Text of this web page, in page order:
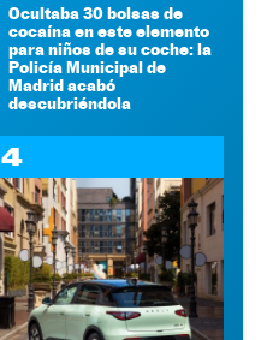
Ocultaba 30 bolsas de
cocaína en este elemento
para niños de su coche: la
Policía Municipal de
Madrid acabó
descubriéndola
4